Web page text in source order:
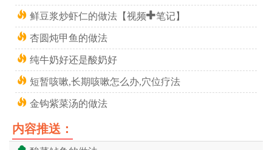
鲜豆浆炒虾仁的做法【视频+笔记】
杏圆炖甲鱼的做法
纯牛奶好还是酸奶好
短暂咳嗽,长期咳嗽怎么办,穴位疗法
金钩紫菜汤的做法
内容推送：